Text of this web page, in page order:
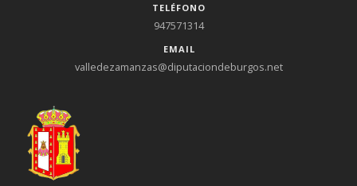
TELÉFONO
947571314
EMAIL
valledezamanzas@diputaciondeburgos.net